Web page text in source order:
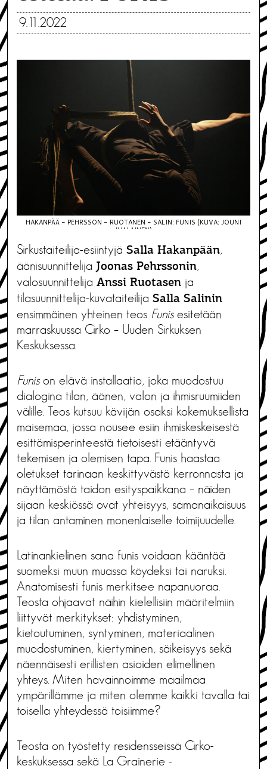
9.11.2022
HAKANPÄÄ - PEHRSSON - RUOTANEN - SALIN: FUNIS (KUVA: JOUNI
IHALAINEN)
Sirkustaiteilija-esiintyjä Salla Hakanpään,
äänisuunnittelija Joonas Pehrssonin,
valosuunnittelija Anssi Ruotasen ja
tilasuunnittelija-kuvataiteilija Salla Salinin
ensimmäinen yhteinen teos Funisesitetään
marraskuussa Cirko – Uuden Sirkuksen
Keskuksessa.
Funison elävä installaatio, joka muodostuu
dialogina tilan, äänen, valon ja ihmisruumiiden
välille. Teos kutsuu kävijän osaksi kokemuksellista
maisemaa, jossa nousee esiin ihmiskeskeisestä
esittämisperinteestä tietoisesti etääntyvä
tekemisen ja olemisen tapa. Funis haastaa
oletukset tarinaan keskittyvästä kerronnasta ja
näyttämöstä taidon esityspaikkana – näiden
sijaan keskiössä ovat yhteisyys, samanaikaisuus
ja tilan antaminen monenlaiselle toimijuudelle.
Latinankielinen sana funis voidaan kääntää
suomeksi muun muassa köydeksi tai naruksi.
Anatomisesti funis merkitsee napanuoraa.
Teosta ohjaavat näihin kielellisiin määritelmiin
liittyvät merkitykset: yhdistyminen,
kietoutuminen, syntyminen, materiaalinen
muodostuminen, kiertyminen, säikeisyys sekä
näennäisesti erillisten asioiden elimellinen
yhteys. Miten havainnoimme maailmaa
ympärillämme ja miten olemme kaikki tavalla tai
toisella yhteydessä toisiimme?
Teosta on työstetty residensseissä Cirko-
keskuksessa sekä La Grainerie -